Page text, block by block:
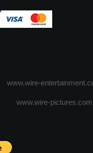
www.wire-
www.wire-pictures.com